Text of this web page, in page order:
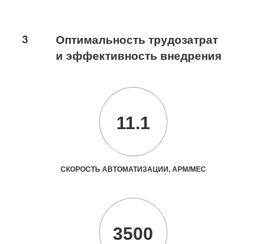
3
Оптимальность трудозатрат
и эффективность внедрения
11.1
СКОРОСТЬ АВТОМАТИЗАЦИИ, АРМ/МЕС
3500